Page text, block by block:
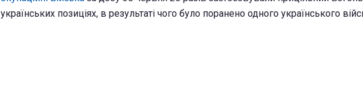
українських позиціях, в результаті чого було поранено одного українського